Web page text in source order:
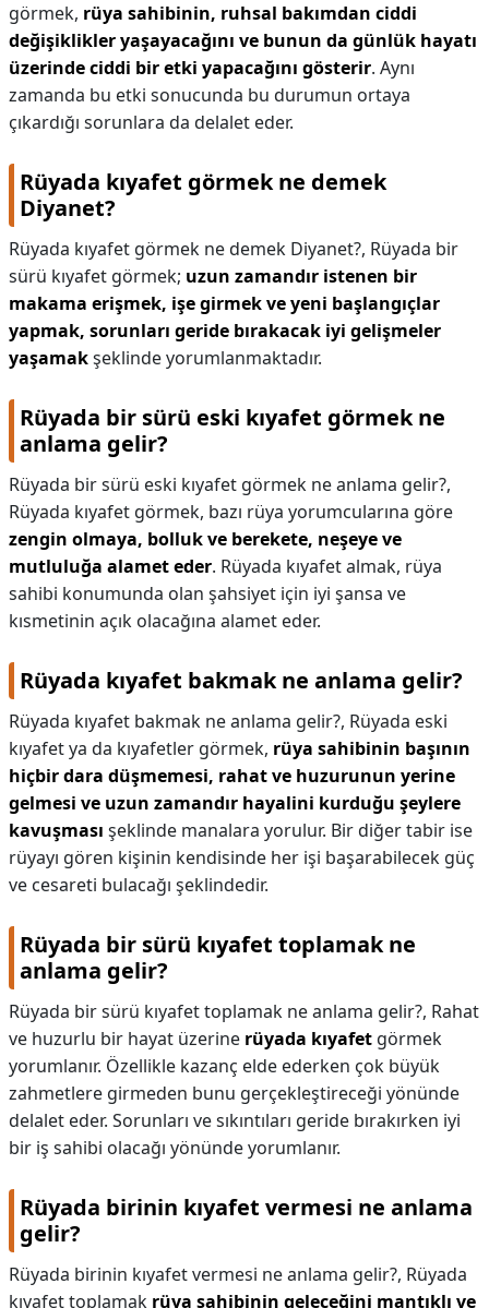
görmek, rüya sahibinin, ruhsal bakımdan ciddi
değişiklikler yaşayacağını ve bunun da günlük hayatı
üzerinde ciddi bir etki yapacağını gösterir. Aynı
zamanda bu etki sonucunda bu durumun ortaya
çıkardığı sorunlara da delalet eder.
Rüyada kıyafet görmek ne demek
Diyanet?
Rüyada kıyafet görmek ne demek Diyanet?, Rüyada bir
sürü kıyafet görmek; uzun zamandır istenen bir
makama erişmek, işe girmek ve yeni başlangıçlar
yapmak, sorunları geride bırakacak iyi gelişmeler
yaşamakşeklinde yorumlanmaktadır.
Rüyada bir sürü eski kıyafet görmek ne
anlama gelir?
Rüyada bir sürü eski kıyafet görmek ne anlama gelir?,
Rüyada kıyafet görmek, bazı rüya yorumcularına göre
zengin olmaya, bolluk ve berekete, neşeye ve
mutluluğa alamet eder. Rüyada kıyafet almak, rüya
sahibi konumunda olan şahsiyet için iyi şansa ve
kısmetinin açık olacağına alamet eder.
Rüyada kıyafet bakmak ne anlama gelir?
Rüyada kıyafet bakmak ne anlama gelir?, Rüyada eski
kıyafet ya da kıyafetler görmek, rüya sahibinin başının
hiçbir dara düşmemesi, rahat ve huzurunun yerine
gelmesi ve uzun zamandır hayalini kurduğu şeylere
kavuşması şeklinde manalara yorulur. Bir diğer tabir ise
rüyayı gören kişinin kendisinde her işi başarabilecek güç
ve cesareti bulacağı şeklindedir.
Rüyada bir sürü kıyafet toplamak ne
anlama gelir?
Rüyada bir sürü kıyafet toplamak ne anlama gelir?, Rahat
ve huzurlu bir hayat üzerine rüyada kıyafet görmek
yorumlanır. Özellikle kazanç elde ederken çok büyük
zahmetlere girmeden bunu gerçekleştireceği yönünde
delalet eder. Sorunları ve sıkıntıları geride bırakırken iyi
bir iş sahibi olacağı yönünde yorumlanır.
Rüyada birinin kıyafet vermesi ne anlama
gelir?
Rüyada birinin kıyafet vermesi ne anlama gelir?, Rüyada
kıyafet toplamak rüya sahibinin geleceğini mantıklı ve